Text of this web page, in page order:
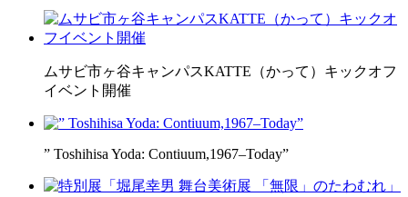
ムサビ市ヶ谷キャンパスKATTE（かって）キックオフ
イベント開催
” Toshihisa Yoda: Contiuum,1967–Today”